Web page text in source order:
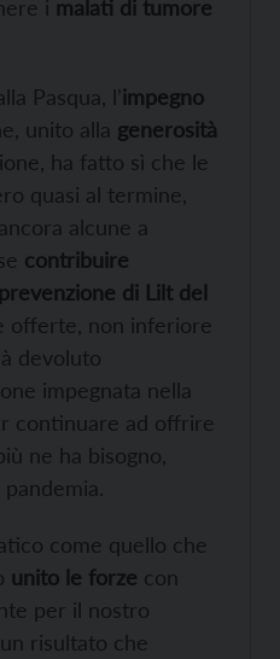
i malati di tumore
Pasqua, l’impegno
unito alla generosità
ha fatto sì che le
quasi al termine,
alcune a
contribuire
di Lilt del
offerte, non inferiore
devoluto
impegnata nella
continuare ad offrire
ne ha bisogno,
come quello che
unito le forze con
per il nostro
risultato che